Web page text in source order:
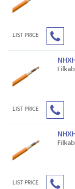
LIST PRICE
LIST PRICE
LIST PRICE